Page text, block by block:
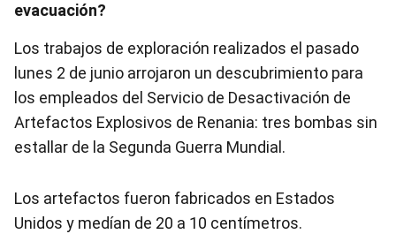
evacuación?
Los trabajos de exploración realizados el pasado
lunes 2 de junio arrojaron un descubrimiento para
los empleados del Servicio de Desactivación de
Artefactos Explosivos de Renania: tres bombas sin
estallar de la Segunda Guerra Mundial.
Los artefactos fueron fabricados en Estados
Unidos y medían de 20 a 10 centímetros.